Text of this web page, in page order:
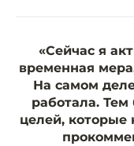
«Сейчас я
временная
На самом
работала. Тем
целей, которые